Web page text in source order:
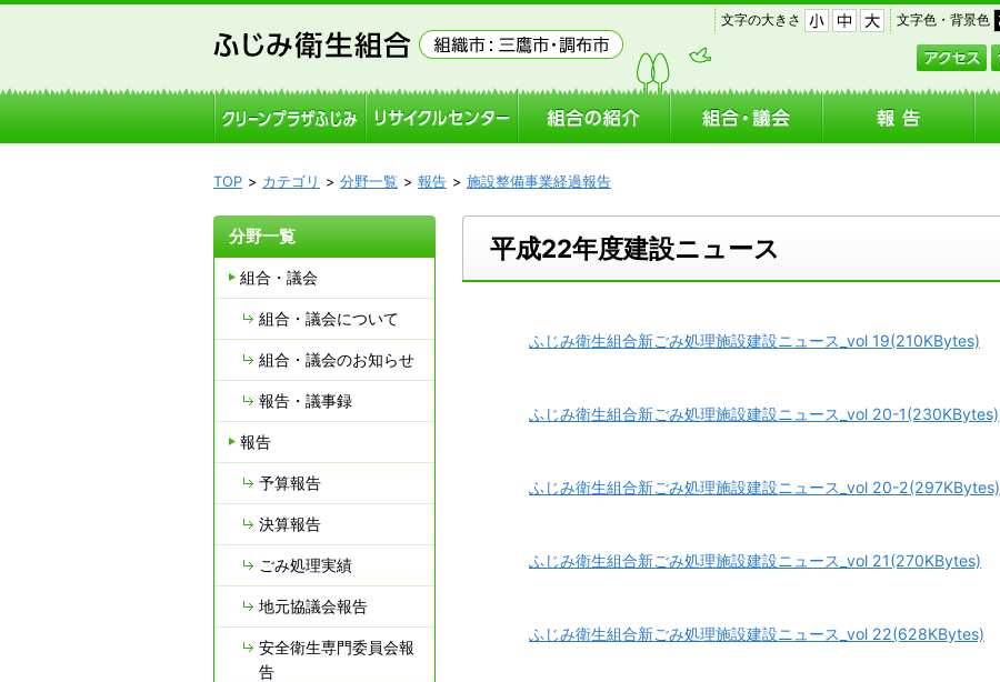
｜
文字の大きさ 小 中 大
｜
文字色・背景色
TOP カテゴリ 分野一覧 報告 施設整備事業経過報告
平成22年度建設ニュース
ふじみ衛生組合新ごみ処理施設建設ニュース_vol 19(210KBytes)
ふじみ衛生組合新ごみ処理施設建設ニュース_vol 20-1(230KBytes)
ふじみ衛生組合新ごみ処理施設建設ニュース_vol 20-2(297KBytes)
ふじみ衛生組合新ごみ処理施設建設ニュース_vol 21(270KBytes)
ふじみ衛生組合新ごみ処理施設建設ニュース_vol 22(628KBytes)
分野一覧
組合・議会
組合・議会について
組合・議会のお知らせ
報告・議事録
報告
予算報告
決算報告
ごみ処理実績
地元協議会報告
安全衛生専門委員会報
告